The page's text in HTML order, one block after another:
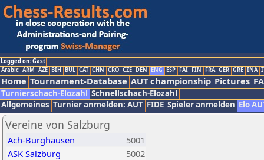
Logged on: Gast
Arabic ARM AZE BIH BUL CAT CHN CRO CZE DEN ENG ESP FAI FIN FRA GER GRE INA
Home Tournament-Database AUT championship Pictures
Turnierschach-Elozahl Schnellschach-Elozahl
Allgemeines Turnier anmelden: AUT FIDE Spieler anmelden Elo
Vereine von Salzburg
Ach-Burghausen
5001
ASK Salzburg
5002